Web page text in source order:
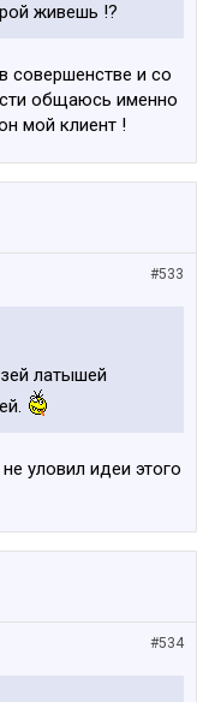
живешь !?
совершенстве и со
общаюсь именно
мой клиент !
#533
латышей
уловил идеи этого
#534